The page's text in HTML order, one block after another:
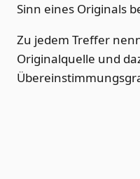
Sinn eines Originals
Zu jedem Treffer
Originalquelle und